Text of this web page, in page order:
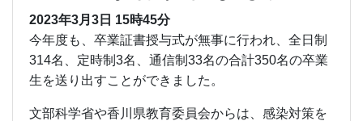
2023年3月3日 15時45分
今年度も、卒業証書授与式が無事に行われ、全日制
314名、定時制3名、通信制33名の合計350名の卒業
生を送り出すことができました。
文部科学省や香川県教育委員会からは、感染対策を